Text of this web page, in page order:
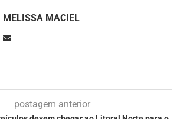
MELISSA MACIEL
postagem anterior